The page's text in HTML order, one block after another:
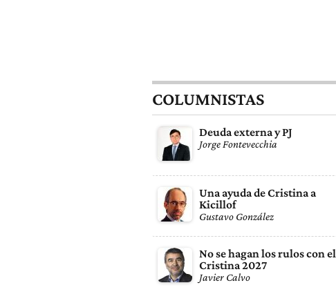
COLUMNISTAS
Deuda externa y PJ
Jorge Fontevecchia
Una ayuda de Cristina a
Kicillof
Gustavo González
No se hagan los rulos con el
Cristina 2027
Javier Calvo